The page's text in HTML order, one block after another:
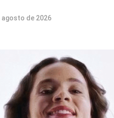
agosto de 2026